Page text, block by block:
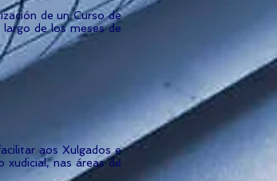
de un Curso de
de los meses de
aos Xulgados e
xudicial, nas áreas de